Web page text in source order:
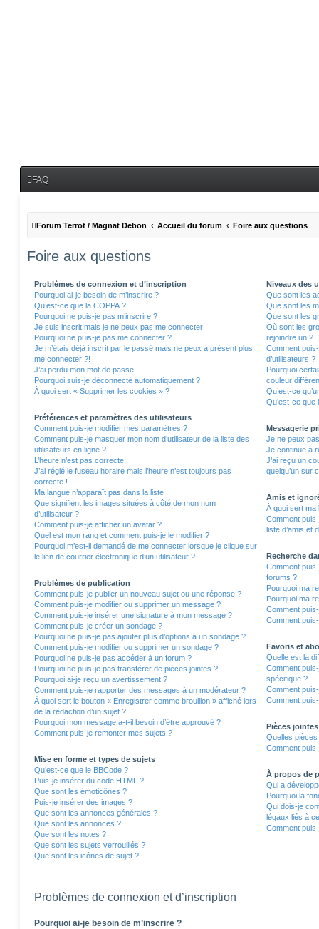
FAQ
Forum Terrot / Magnat Debon Accueil du forum Foire aux questions
Foire aux questions
Problèmes de connexion et d’inscription
Pourquoi ai-je besoin de m’inscrire ?
Qu’est-ce que la COPPA ?
Pourquoi ne puis-je pas m’inscrire ?
Je suis inscrit mais je ne peux pas me connecter !
Pourquoi ne puis-je pas me connecter ?
Je m’étais déjà inscrit par le passé mais ne peux à présent plus
me connecter ?!
J’ai perdu mon mot de passe !
Pourquoi suis-je déconnecté automatiquement ?
À quoi sert « Supprimer les cookies » ?
Préférences et paramètres des utilisateurs
Comment puis-je modifier mes paramètres ?
Comment puis-je masquer mon nom d’utilisateur de la liste des
utilisateurs en ligne ?
L’heure n’est pas correcte !
J’ai réglé le fuseau horaire mais l’heure n’est toujours pas
correcte !
Ma langue n’apparaît pas dans la liste !
Que signifient les images situées à côté de mon nom
d’utilisateur ?
Comment puis-je afficher un avatar ?
Quel est mon rang et comment puis-je le modifier ?
Pourquoi m’est-il demandé de me connecter lorsque je clique sur
le lien de courrier électronique d’un utilisateur ?
Problèmes de publication
Comment puis-je publier un nouveau sujet ou une réponse ?
Comment puis-je modifier ou supprimer un message ?
Comment puis-je insérer une signature à mon message ?
Comment puis-je créer un sondage ?
Pourquoi ne puis-je pas ajouter plus d’options à un sondage ?
Comment puis-je modifier ou supprimer un sondage ?
Pourquoi ne puis-je pas accéder à un forum ?
Pourquoi ne puis-je pas transférer de pièces jointes ?
Pourquoi ai-je reçu un avertissement ?
Comment puis-je rapporter des messages à un modérateur ?
À quoi sert le bouton « Enregistrer comme brouillon » affiché lors
de la rédaction d’un sujet ?
Pourquoi mon message a-t-il besoin d’être approuvé ?
Comment puis-je remonter mes sujets ?
Mise en forme et types de sujets
Qu’est-ce que le BBCode ?
Puis-je insérer du code HTML ?
Que sont les émoticônes ?
Puis-je insérer des images ?
Que sont les annonces générales ?
Que sont les annonces ?
Que sont les notes ?
Que sont les sujets verrouillés ?
Que sont les icônes de sujet ?
Niveaux des
Que sont les
Que sont les
Que sont les
Où sont les
rejoindre un ?
Comment
d’utilisateurs ?
Pourquoi
couleur
Qu’est-ce
Qu’est-ce que
Messagerie
Je ne peux
Je continue à
J’ai reçu un
quelqu’un sur
Amis et
À quoi sert ma
Comment
liste d’amis et
Recherche
Comment
forums ?
Pourquoi ma
Pourquoi ma
Comment
Comment
Favoris et
Quelle est la
Comment
spécifique ?
Comment
Comment
Pièces jointes
Quelles
Comment
À propos de
Qui a
Pourquoi la
Qui dois-je
légaux liés à
Comment
Problèmes de connexion et d’inscription
Pourquoi ai-je besoin de m’inscrire ?